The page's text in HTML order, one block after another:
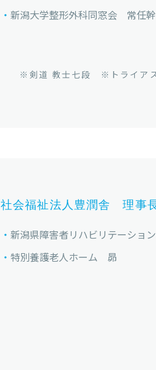
新潟大学整形外科同窓会 常任
※剣道 教士七段 ※トライア
社会福祉法人豊潤舎 理事
新潟県障害者リハビリテーショ
特別養護老人ホーム 昴